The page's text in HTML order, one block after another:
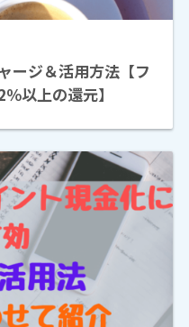
ージ＆活用方法【フ
以上の還元】